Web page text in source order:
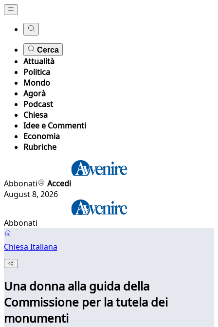
Cerca
Attualità
Politica
Mondo
Agorà
Podcast
Chiesa
Idee e Commenti
Economia
Rubriche
Abbonati
Accedi
August 8, 2026
Abbonati
Chiesa Italiana
Una donna alla guida della
Commissione per la tutela dei
monumenti